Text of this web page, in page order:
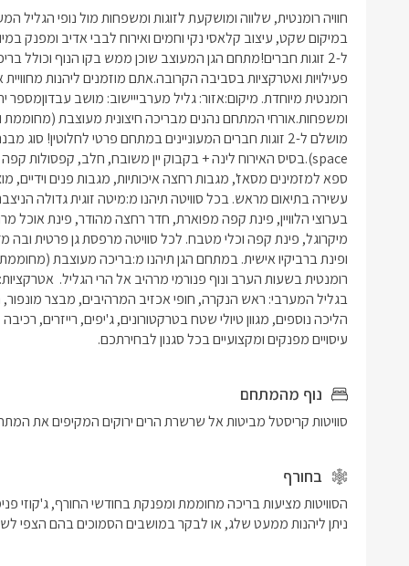
עיסויים מפנקים ומקצועיים בכל סגנון לבחירתכם.
נוף מהמתחם
סוויטות קריסטל מביטות אל שרשרת הרים ירוקים המקיפים את
בחורף
ניתן ליהנות ממעט שלג, או לבקר במושבים הסמוכים בהם הצפי